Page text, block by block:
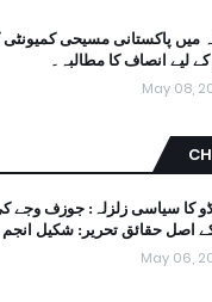
میں پاکستانی مسیحی کمیونٹی
لیے انصاف کا مطالبہ۔
May 08,
کا سیاسی زلزلہ: جوزف وجے
کے اصل حقائق تحریر: شکیل
May 06,